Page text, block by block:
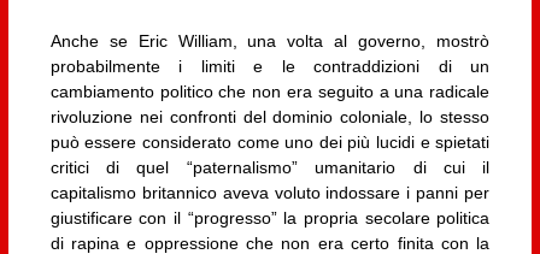
Anche se Eric William, una volta al governo, mostrò
probabilmente i limiti e le contraddizioni di un
cambiamento politico che non era seguito a una radicale
rivoluzione nei confronti del dominio coloniale, lo stesso
può essere considerato come uno dei più lucidi e spietati
critici di quel “paternalismo” umanitario di cui il
capitalismo britannico aveva voluto indossare i panni per
giustificare con il “progresso” la propria secolare politica
di rapina e oppressione che non era certo finita con la